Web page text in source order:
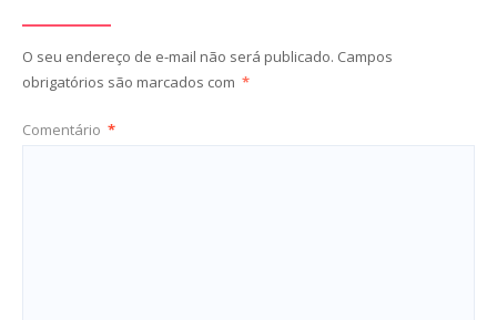
O seu endereço de e-mail não será publicado. Campos
obrigatórios são marcados com *
Comentário *